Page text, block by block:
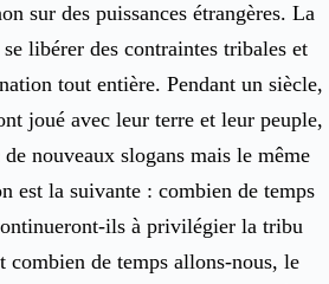
sur des puissances étrangères. La
libérer des contraintes tribales et
tout entière. Pendant un siècle,
joué avec leur terre et leur peuple,
nouveaux slogans mais le même
est la suivante : combien de temps
ils à privilégier la tribu
combien de temps allons-nous, le